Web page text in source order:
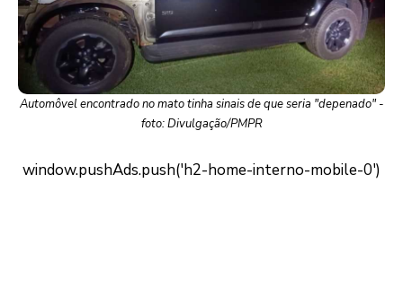
Automôvel encontrado no mato tinha sinais de que seria "depenado" -
foto: Divulgação/PMPR